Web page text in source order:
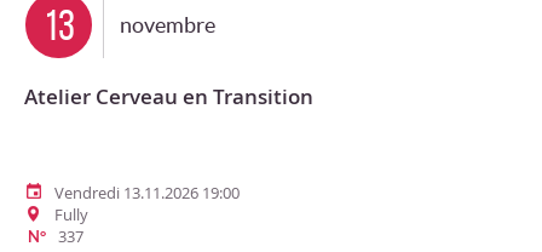
13 novembre
Atelier Cerveau en Transition
Vendredi 13.11.2026 19:00
Fully
N° 337